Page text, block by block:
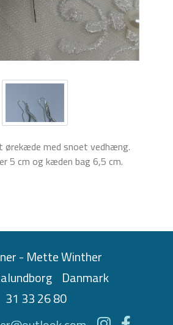
ørekæde med snoet vedhæng.
5 cm og kæden bag 6,5 cm.
- Mette Winther
Danmark
31 33 26 80